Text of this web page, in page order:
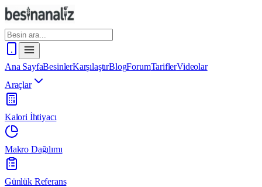
Ana SayfaBesinlerKarşılaştırBlogForumTariflerVideolar
Araçlar
Kalori İhtiyacı
Makro Dağılımı
Günlük Referans